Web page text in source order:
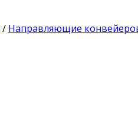
/ Направляющие